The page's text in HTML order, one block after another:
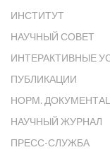
ИНСТИТУТ
НАУЧНЫЙ СОВЕТ
ИНТЕРАКТИВНЫЕ
ПУБЛИКАЦИИ
НОРМ.
НАУЧНЫЙ ЖУРНАЛ
ПРЕСС-СЛУЖБА